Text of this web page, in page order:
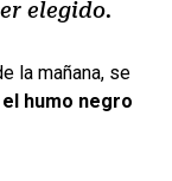
elegido.
la mañana, se
el humo negro